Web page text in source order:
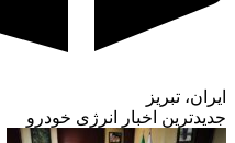
ایران، تبریز
جدیدترین اخبار انرژی خودرو